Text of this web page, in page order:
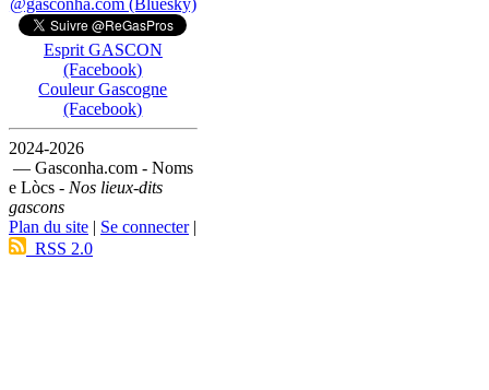
Esprit GASCON
(Facebook)
Couleur Gascogne
(Facebook)
2024-2026
— Gasconha.com - Noms
e Lòcs - Nos lieux-dits
gascons
Plan du site | Se connecter|
RSS 2.0